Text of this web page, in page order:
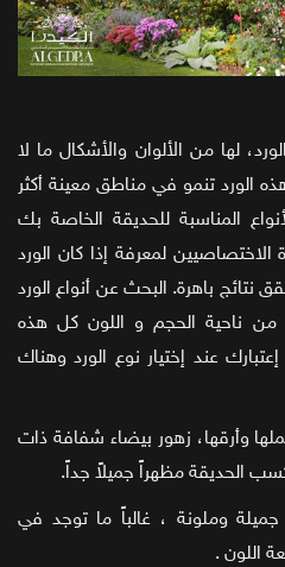
نوع من الورد، لها من الألوان والأشكال ما لا
الورد تنمو في مناطق معينة أكثر
المناسبة للحديقة الخاصة بك
لمعرفة إذا كان الورد
نتائج باهرة. البحث عن أنواع الورد
ناحية الحجم و اللون كل هذه
عند إختيار نوع الورد وهناك
وأرقها، زهور بيضاء شفافة ذات
الحديقة مظهراً جميلاً جداً.
وملونة ، غالباً ما توجد في
اللون .